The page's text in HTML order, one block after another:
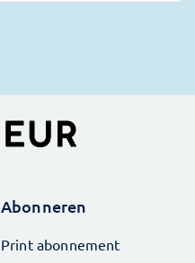
Abonneren
Print abonnement